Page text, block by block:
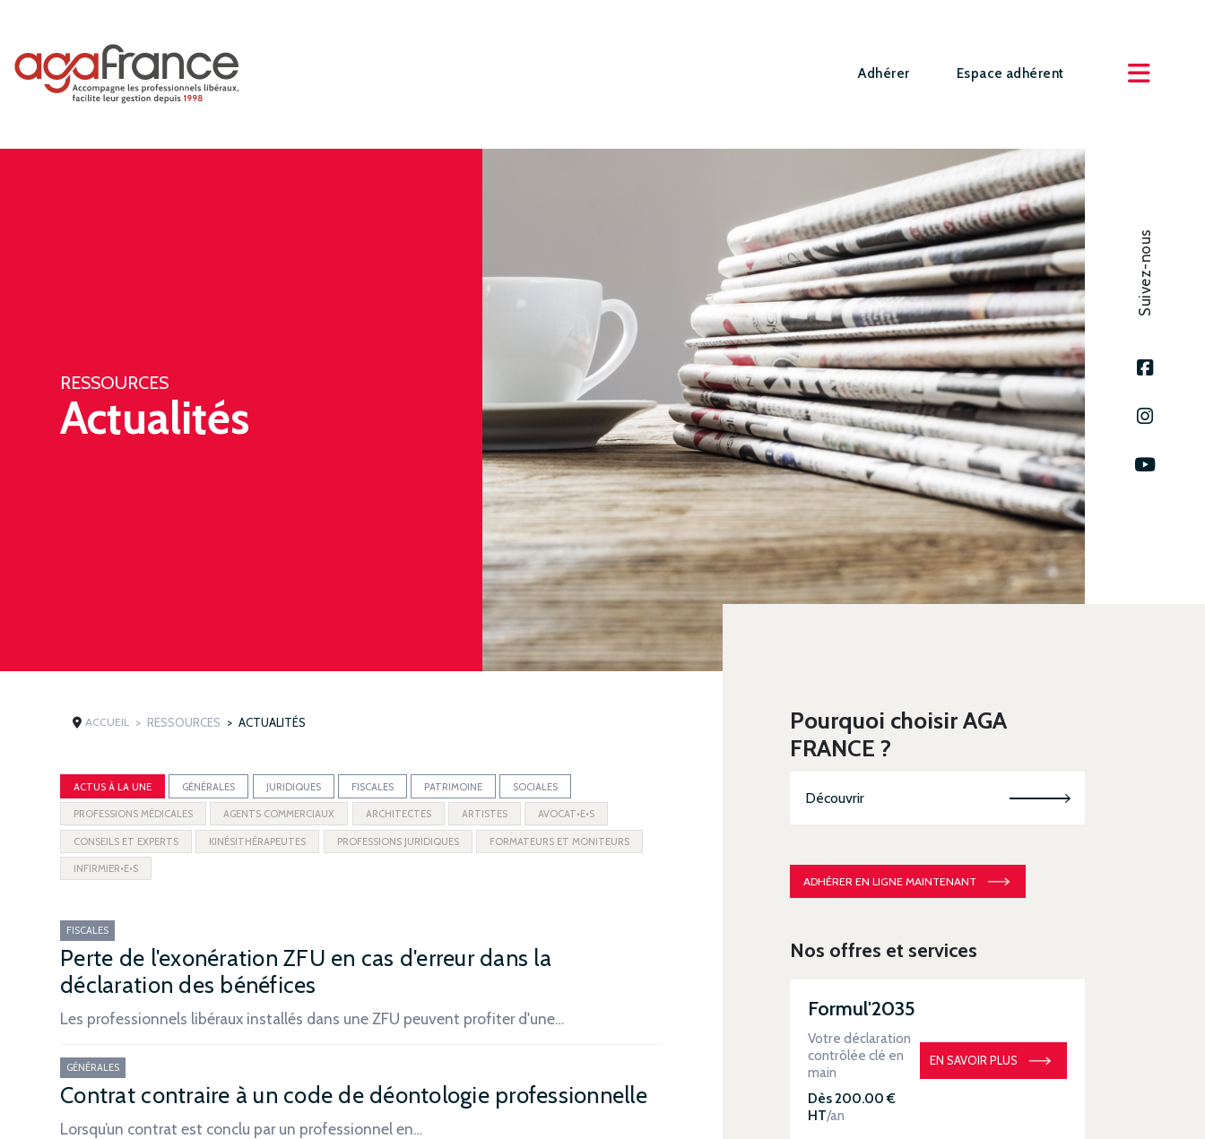
Adhérer Espace adhérent
RESSOURCES
Actualités
Suivez-nous
ACCUEIL RESSOURCES ACTUALITÉS
ACTUS À LA UNE GÉNÉRALES JURIDIQUES FISCALES PATRIMOINE SOCIALES
PROFESSIONS MÉDICALES AGENTS COMMERCIAUX ARCHITECTES ARTISTES AVOCAT•E•S
CONSEILS ET EXPERTS KINÉSITHÉRAPEUTES PROFESSIONS JURIDIQUES FORMATEURS ET MONITEURS
INFIRMIER•E•S
FISCALES
Perte de l'exonération ZFU en cas d'erreur dans la
déclaration des bénéfices
Les professionnels libéraux installés dans une ZFU peuvent profiter d'une…
GÉNÉRALES
Contrat contraire à un code de déontologie professionnelle
Lorsqu’un contrat est conclu par un professionnel en…
Pourquoi choisir AGA
FRANCE ?
Découvrir
ADHÉRER EN LIGNE MAINTENANT
Nos offres et services
Formul'2035
Votre déclaration
contrôlée clé en
main
Dès 200.00 €
HT/an
EN SAVOIR PLUS